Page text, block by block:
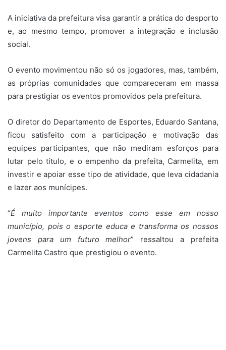
A iniciativa da prefeitura visa garantir a prática do desporto
e, ao mesmo tempo, promover a integração e inclusão
social.
O evento movimentou não só os jogadores, mas, também,
as próprias comunidades que compareceram em massa
para prestigiar os eventos promovidos pela prefeitura.
O diretor do Departamento de Esportes, Eduardo Santana,
ficou satisfeito com a participação e motivação das
equipes participantes, que não mediram esforços para
lutar pelo título, e o empenho da prefeita, Carmelita, em
investir e apoiar esse tipo de atividade, que leva cidadania
e lazer aos munícipes.
“É muito importante eventos como esse em nosso
município, pois o esporte educa e transforma os nossos
jovens para um futuro melhor” ressaltou a prefeita
Carmelita Castro que prestigiou o evento.